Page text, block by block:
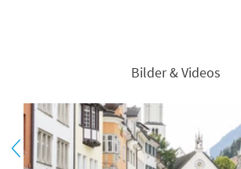
Bilder & Videos